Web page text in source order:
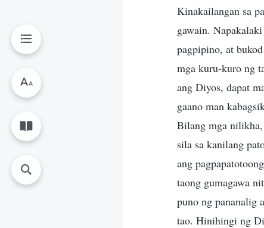
Kinakailangan sa
gawain.
pagpipino, at
mga kuru-kuro ng
ang Diyos, dapat
gaano man
Bilang mga
sila sa kanilang
ang
taong gumagawa
puno ng pananalig
tao. Hinihingi ng